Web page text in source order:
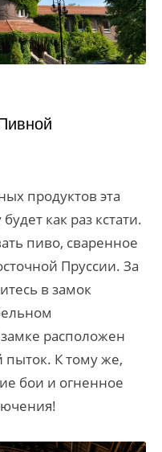
продуктов эта
как раз кстати.
пиво, сваренное
Пруссии. За
в замок
расположен
К тому же,
бои и огненное